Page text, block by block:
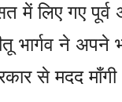
में लिए गए पूर्व
भार्गव ने अपने
से मदद माँगी